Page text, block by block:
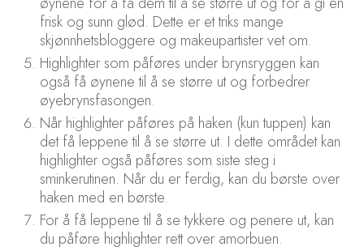
frisk og sunn glød. Dette er et triks mange
skjønnhetsbloggere og makeupartister vet om.
Highlighter som påføres under brynsryggen kan
også få øynene til å se større ut og forbedrer
øyebrynsfasongen.
Når highlighter påføres på haken (kun tuppen) kan
det få leppene til å se større ut. I dette området kan
highlighter også påføres som siste steg i
sminkerutinen. Når du er ferdig, kan du børste over
haken med en børste.
For å få leppene til å se tykkere og penere ut, kan
du påføre highlighter rett over amorbuen.